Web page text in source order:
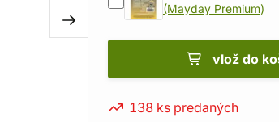
(Mayday Premium)
vlož do
138 ks predaných